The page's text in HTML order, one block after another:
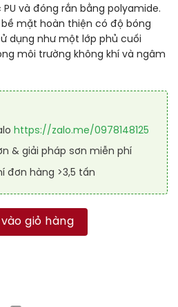
và đóng rắn bằng polyamide.
mặt hoàn thiện có độ bóng
dụng như một lớp phủ cuối
môi trường không khí và ngâm
https://zalo.me/0978148125
& giải pháp sơn miễn phí
đơn hàng >3,5 tấn
RAPTOP RAL 7032 số lượng
giỏ hàng